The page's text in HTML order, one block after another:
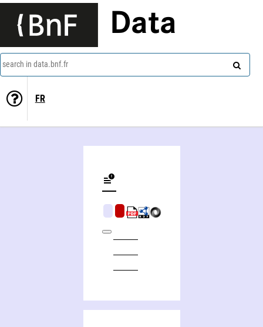
Data
search in data.bnf.fr
FR